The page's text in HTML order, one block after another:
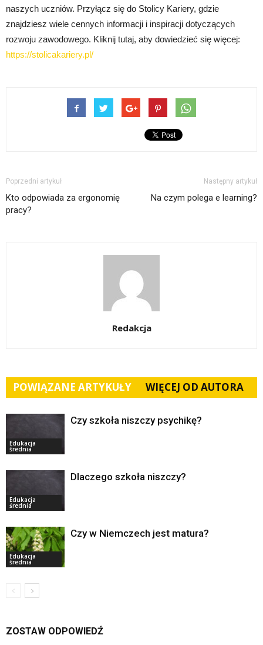
naszych uczniów. Przyłącz się do Stolicy Kariery, gdzie
znajdziesz wiele cennych informacji i inspiracji dotyczących
rozwoju zawodowego. Kliknij tutaj, aby dowiedzieć się więcej:
https://stolicakariery.pl/
Poprzedni artykuł
Kto odpowiada za ergonomię
pracy?
Następny artykuł
Na czym polega e learning?
Redakcja
POWIĄZANE ARTYKUŁY WIĘCEJ OD AUTORA
Edukacja
średnia
Czy szkoła niszczy psychikę?
Edukacja
średnia
Dlaczego szkoła niszczy?
Edukacja
średnia
Czy w Niemczech jest matura?
ZOSTAW ODPOWIEDŹ